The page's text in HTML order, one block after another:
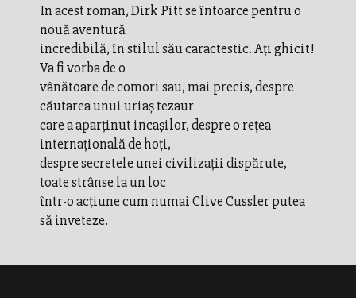
In acest roman, Dirk Pitt se întoarce pentru o
nouă aventură
incredibilă, în stilul său caractestic. Aţi ghicit!
Va fi vorba de o
vânătoare de comori sau, mai precis, despre
căutarea unui uriaş tezaur
care a aparţinut incaşilor, despre o reţea
internaţională de hoţi,
despre secretele unei civilizaţii dispărute,
toate strânse la un loc
într-o acţiune cum numai Clive Cussler putea
să inveteze.